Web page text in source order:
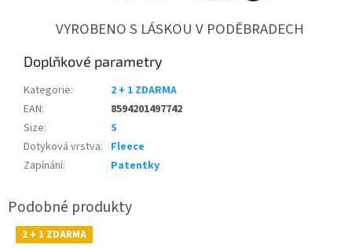
VYROBENO S LÁSKOU V PODĚBRADECH
Doplňkové parametry
Kategorie:
2 + 1 ZDARMA
EAN:
8594201497742
Size:
S
Dotyková vrstva: Fleece
Zapínání: Patentky
2 + 1 ZDARMA